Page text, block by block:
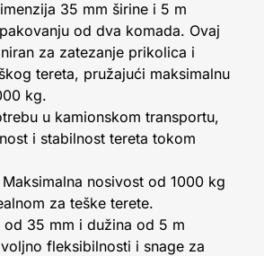
35 mm širine i 5 m
od dva komada. Ovaj
za zatezanje prikolica i
tereta, pružajući maksimalnu
kg.
u kamionskom transportu,
i stabilnost tereta tokom
nosivost od 1000 kg
za teške terete.
od 35 mm i dužina od 5 m
fleksibilnosti i snage za